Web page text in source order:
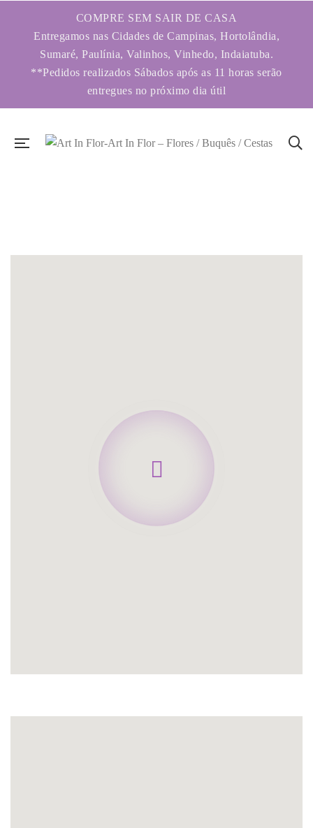
COMPRE SEM SAIR DE CASA
Entregamos nas Cidades de Campinas, Hortolândia,
Sumaré, Paulínia, Valinhos, Vinhedo, Indaiatuba.
**Pedidos realizados Sábados após as 11 horas serão
entregues no próximo dia útil